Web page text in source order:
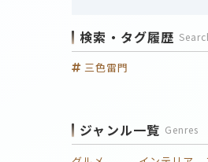
検索・タグ履歴
三色雷門
ジャンル一覧 Genres